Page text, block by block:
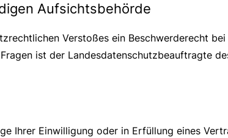
Aufsichtsbehörde
Verstoßes ein Beschwerderecht
ist der Landesdatenschutzbeauftragte
Ihrer Einwilligung oder in Erfüllung eines